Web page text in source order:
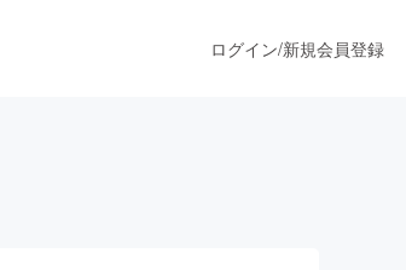
ログイン/新規会員登録